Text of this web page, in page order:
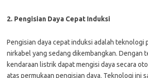
2. Pengisian Daya Cepat Induksi
Pengisian daya cepat induksi adalah teknologi
nirkabel yang sedang dikembangkan. Dengan
kendaraan listrik dapat mengisi daya secara
atas permukaan pengisian daya. Teknologi ini